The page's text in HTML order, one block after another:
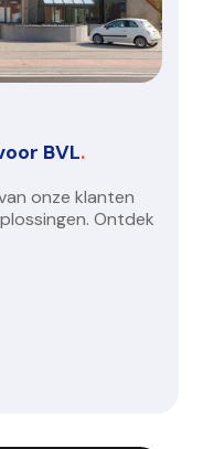
BVL.
onze klanten
Ontdek